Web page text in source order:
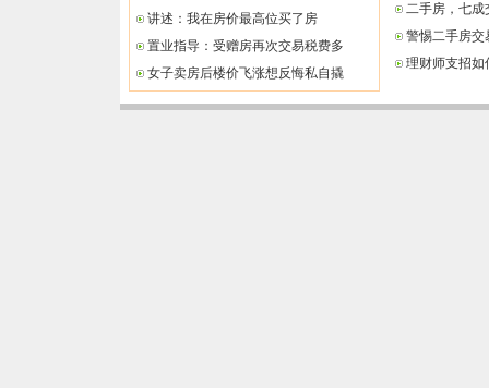
讲述：我在房价最高位买了房
置业指导：受赠房再次交易税费多
女子卖房后楼价飞涨想反悔私自撬
二手房，七成
警惕二手房交
理财师支招如